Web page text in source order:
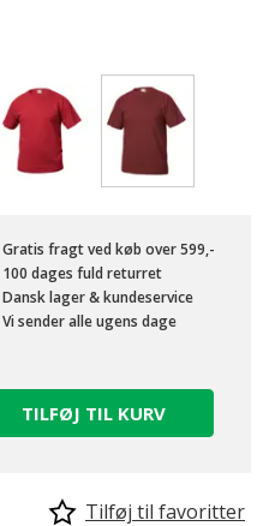
Gratis fragt ved køb over 599,-
100 dages fuld returret
Dansk lager & kundeservice
Vi sender alle ugens dage
TILFØJ TIL KURV
Tilføj til favoritter